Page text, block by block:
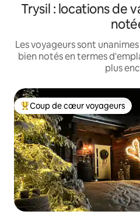
Trysil : locations de
Les voyageurs sont
bien notés en termes
plus
Coups de cœur voyageurs les
Coup de cœur voyageurs